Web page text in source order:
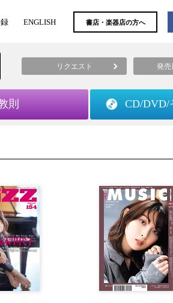
ENGLISH 書店・楽器店の方へ
リクエスト 発売
則 CD/DVD/